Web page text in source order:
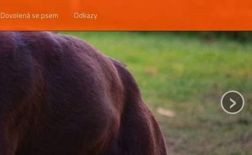
Dovolená se psem Odkazy
›